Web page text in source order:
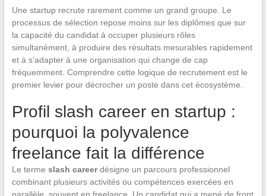
Une startup recrute rarement comme un grand groupe. Le
processus de sélection repose moins sur les diplômes que sur
la capacité du candidat à occuper plusieurs rôles
simultanément, à produire des résultats mesurables rapidement
et à s’adapter à une organisation qui change de cap
fréquemment. Comprendre cette logique de recrutement est le
premier levier pour décrocher un poste dans cet écosystème.
Profil slash career en startup :
pourquoi la polyvalence
freelance fait la différence
Le terme slash careerdésigne un parcours professionnel
combinant plusieurs activités ou compétences exercées en